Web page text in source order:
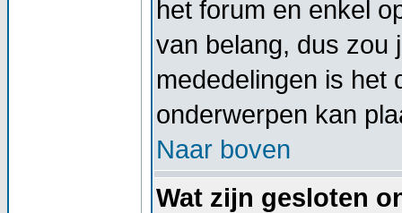
het forum en enkel
van belang, dus zou
mededelingen is het
onderwerpen kan
Naar boven
Wat zijn gesloten